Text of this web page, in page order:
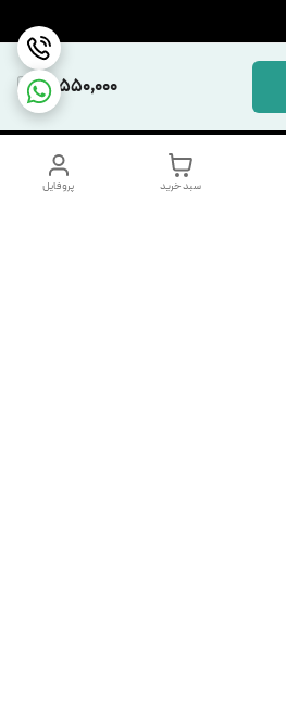
18,550,000
پروفایل سبد خرید